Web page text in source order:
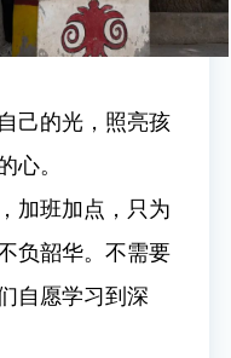
己的光，照亮孩
心。
加班加点，只为
负韶华。不需要
自愿学习到深